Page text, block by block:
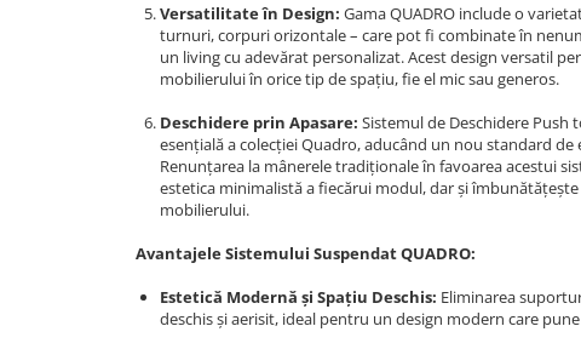
Versatilitate în Design: Gama QUADRO include o
turnuri, corpuri orizontale – care pot fi combinate în
un living cu adevărat personalizat. Acest design versatil
mobilierului în orice tip de spațiu, fie el mic sau generos.
Deschidere prin Apasare: Sistemul de Deschidere Push
esențială a colecției Quadro, aducând un nou standard
Renunțarea la mânerele tradiționale în favoarea acestui
estetica minimalistă a fiecărui modul, dar și
mobilierului.
Avantajele Sistemului Suspendat QUADRO:
Estetică Modernă și Spațiu Deschis: Eliminarea
deschis și aerisit, ideal pentru un design modern care